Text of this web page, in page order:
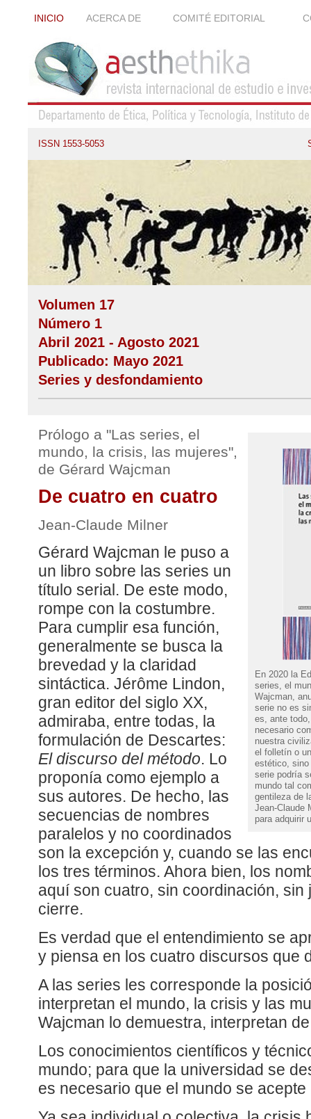
INICIO ACERCA DE COMITÉ EDITORIAL
ISSN 1553-5053
Volumen 17
Número 1
Abril 2021 - Agosto 2021
Publicado: Mayo 2021
Series y desfondamiento
En 2020 la
series, el
Wajcman,
serie no es
es, ante
necesario
nuestra
el folletín o
estético, sino
serie podría
mundo tal
gentileza de
Jean-Claude
para adquirir
Prólogo a "Las series, el
mundo, la crisis, las mujeres",
de Gérard Wajcman
De cuatro en cuatro
Jean-Claude Milner
Gérard Wajcman le puso a
un libro sobre las series un
título serial. De este modo,
rompe con la costumbre.
Para cumplir esa función,
generalmente se busca la
brevedad y la claridad
sintáctica. Jérôme Lindon,
gran editor del siglo XX,
admiraba, entre todas, la
formulación de Descartes:
El discurso del método. Lo
proponía como ejemplo a
sus autores. De hecho, las
secuencias de nombres
paralelos y no coordinados
son la excepción y, cuando se las
los tres términos. Ahora bien, los
aquí son cuatro, sin coordinación,
cierre.
Es verdad que el entendimiento se
y piensa en los cuatro discursos que
A las series les corresponde la
interpretan el mundo, la crisis y las
Wajcman lo demuestra, interpretan
Los conocimientos científicos y
mundo; para que la universidad se
es necesario que el mundo se